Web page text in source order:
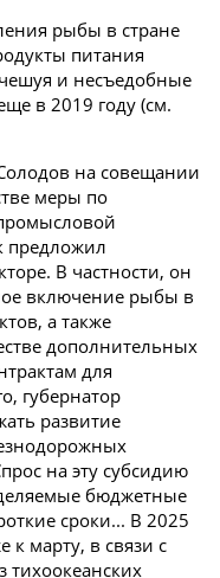
рыбы в стране
питания
и несъедобные
в 2019 году (см.
на совещании
меры по
предложил
В частности, он
включение рыбы в
а также
дополнительных
для
губернатор
развитие
на эту субсидию
бюджетные
сроки... В 2025
марту, в связи с
тихоокеанских